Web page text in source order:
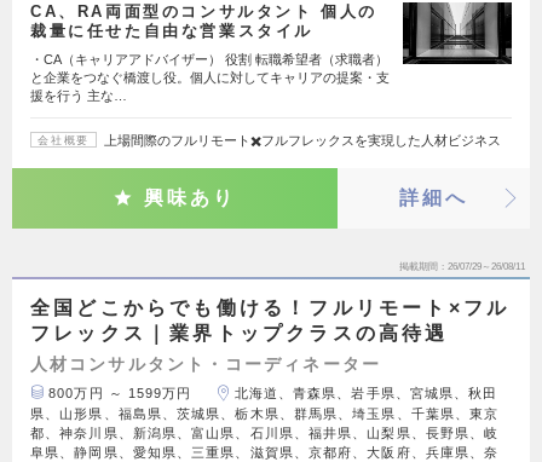
CA、RA両面型のコンサルタント 個人の
裁量に任せた自由な営業スタイル
・CA（キャリアアドバイザー） 役割 転職希望者（求職者）
と企業をつなぐ橋渡し役。個人に対してキャリアの提案・支
援を行う 主な…
会社概要 上場間際のフルリモート✖️フルフレックスを実現した人材ビジネス
興味あり 詳細へ
掲載期間 26/07/29～26/08/11
全国どこからでも働ける！フルリモート×フル
フレックス｜業界トップクラスの高待遇
人材コンサルタント・コーディネーター
800万円 ～ 1599万円
北海道、青森県、岩手県、宮城県、秋田
県、山形県、福島県、茨城県、栃木県、群馬県、埼玉県、千葉県、東京
都、神奈川県、新潟県、富山県、石川県、福井県、山梨県、長野県、岐
阜県、静岡県、愛知県、三重県、滋賀県、京都府、大阪府、兵庫県、奈